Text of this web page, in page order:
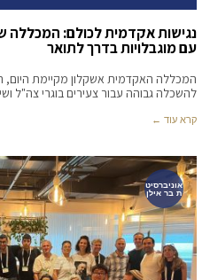
נגישות אקדמית לכולם:
עם מוגבלויות בדרך לתואר
להשכלה גבוהה עבור צעירים בוגרי צה"ל
קרא עוד ←
אוניברסיט
ת בר אילן